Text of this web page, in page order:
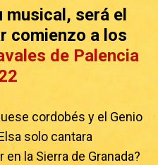
musical, será el
comienzo a los
de Palencia
cordobés y el Genio
solo cantara
la Sierra de Granada?